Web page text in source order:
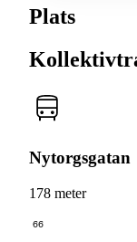
Plats
Nytorgsgatan
178 meter
66